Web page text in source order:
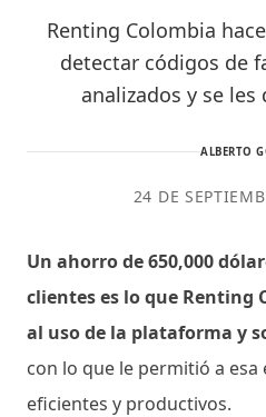
Renting Colombia
detectar códigos de
analizados y se
ALBERTO
24 DE
Un ahorro de 650,000
clientes es lo que Renting
al uso de la plataforma y
con lo que le permitió a
eficientes y productivos.